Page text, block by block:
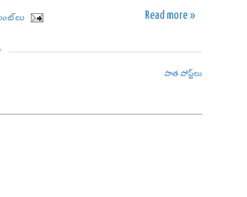
Read more »
పాత పోస్ట్‌లు